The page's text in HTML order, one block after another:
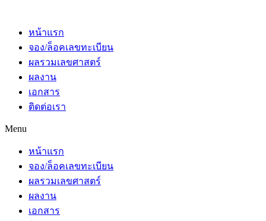
หน้าแรก
จอง/ล็อคเลขทะเบียน
ผลรวมเลขศาสตร์
ผลงาน
เอกสาร
ติดต่อเรา
Menu
หน้าแรก
จอง/ล็อคเลขทะเบียน
ผลรวมเลขศาสตร์
ผลงาน
เอกสาร